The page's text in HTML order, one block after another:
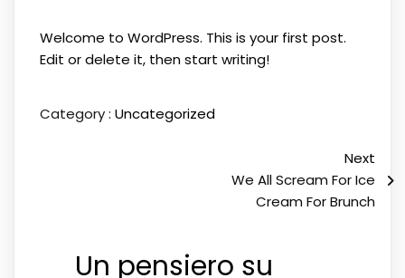
Welcome to WordPress. This is your first post.
Edit or delete it, then start writing!
Category : Uncategorized
Next
We All Scream For Ice
Cream For Brunch
Un pensiero su